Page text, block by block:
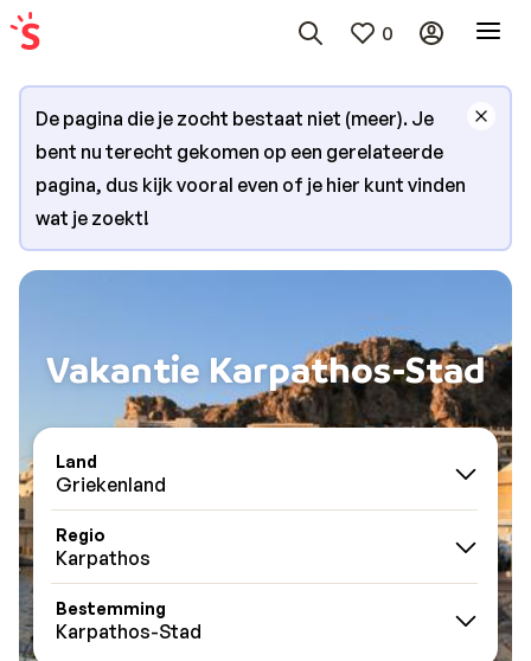
0
De pagina die je zocht bestaat niet (meer). Je
bent nu terecht gekomen op een gerelateerde
pagina, dus kijk vooral even of je hier kunt vinden
wat je zoekt!
Vakantie Karpathos-Stad
Land
Griekenland
Regio
Karpathos
Bestemming
Karpathos-Stad